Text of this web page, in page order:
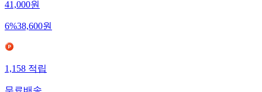
41,000원
6%38,600원
1,158적립